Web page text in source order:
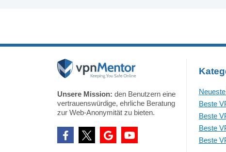
Unsere Mission: den Benutzern eine
vertrauenswürdige, ehrliche Beratung
zur Web-Anonymität zu bieten.
Beste
Beste
Beste
Beste